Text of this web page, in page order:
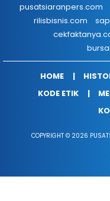
pusatsiaranpers.com
rilisbisnis.com
HOME
KODE ETIK
COPYRIGHT © 2026